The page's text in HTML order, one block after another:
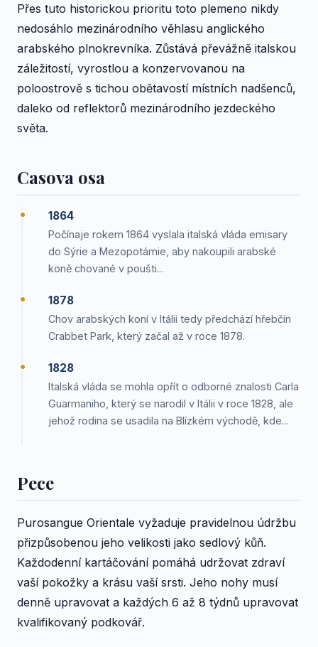
Přes tuto historickou prioritu toto plemeno nikdy
nedosáhlo mezinárodního věhlasu anglického
arabského plnokrevníka. Zůstává převážně italskou
záležitostí, vyrostlou a konzervovanou na
poloostrově s tichou obětavostí místních nadšenců,
daleko od reflektorů mezinárodního jezdeckého
světa.
Casova osa
1864
Počínaje rokem 1864 vyslala italská vláda emisary
do Sýrie a Mezopotámie, aby nakoupili arabské
koně chované v poušti...
1878
Chov arabských koní v Itálii tedy předchází hřebčín
Crabbet Park, který začal až v roce 1878.
1828
Italská vláda se mohla opřít o odborné znalosti Carla
Guarmaniho, který se narodil v Itálii v roce 1828, ale
jehož rodina se usadila na Blízkém východě, kde...
Pece
Purosangue Orientale vyžaduje pravidelnou údržbu
přizpůsobenou jeho velikosti jako sedlový kůň.
Každodenní kartáčování pomáhá udržovat zdraví
vaší pokožky a krásu vaší srsti. Jeho nohy musí
denně upravovat a každých 6 až 8 týdnů upravovat
kvalifikovaný podkovář.